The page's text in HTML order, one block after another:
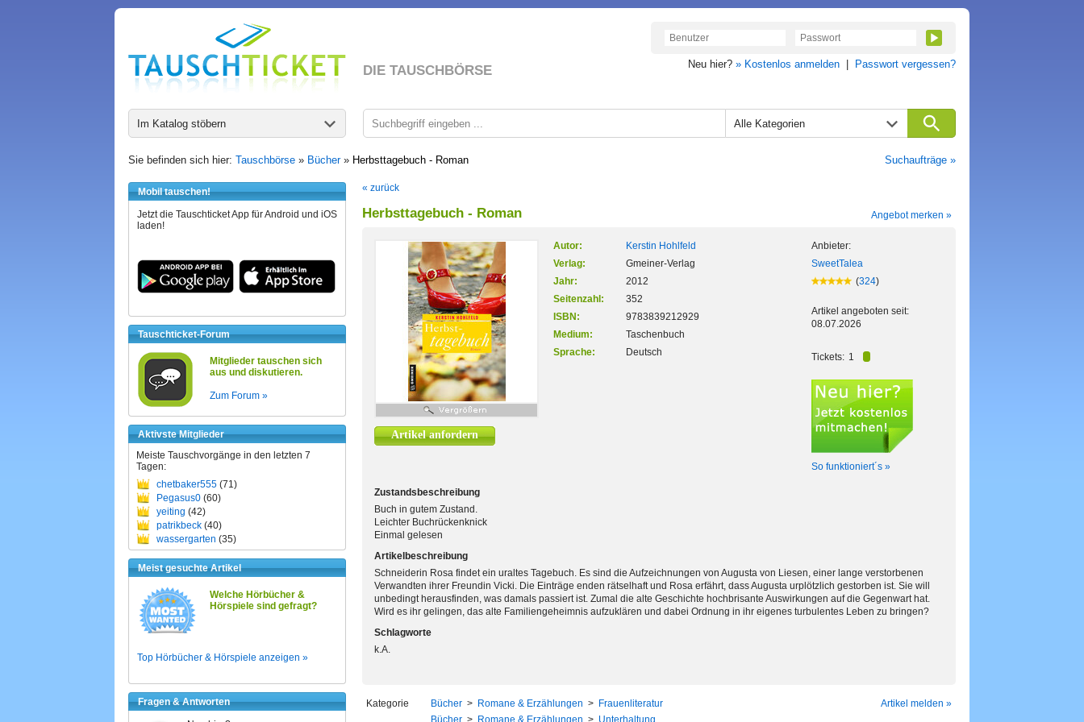
DIE TAUSCHBÖRSE Neu hier? » Kostenlos anmelden Passwort vergessen?
Im Katalog stöbern Alle Kategorien
Sie befinden sich hier: Tauschbörse » Bücher» Herbsttagebuch - Roman Suchaufträge »
Mobil tauschen!
Jetzt die Tauschticket App für Android und iOS
laden!
Tauschticket-Forum
Mitglieder tauschen sich
aus und diskutieren.
Zum Forum »
Aktivste Mitglieder
Meiste Tauschvorgänge in den letzten 7
Tagen:
chetbaker555 (71)
Pegasus0 (60)
yeiting (42)
patrikbeck (40)
wassergarten (35)
Meist gesuchte Artikel
Welche Hörbücher &
Hörspiele sind gefragt?
Top Hörbücher & Hörspiele anzeigen »
Fragen & Antworten
« zurück
Herbsttagebuch - Roman Angebot merken »
Artikel anfordern
Autor:
Kerstin Hohlfeld
Verlag:
Gmeiner-Verlag
Jahr:
2012
Seitenzahl:
352
ISBN:
9783839212929
Medium:
Taschenbuch
Sprache:
Deutsch
Anbieter:
SweetTalea
(324)
Artikel angeboten seit:
08.07.2026
Tickets: 1
So funktioniert´s »
Zustandsbeschreibung
Buch in gutem Zustand.
Leichter Buchrückenknick
Einmal gelesen
Artikelbeschreibung
Schneiderin Rosa findet ein uraltes Tagebuch. Es sind die Aufzeichnungen von Augusta von Liesen, einer lange verstorbenen
Verwandten ihrer Freundin Vicki. Die Einträge enden rätselhaft und Rosa erfährt, dass Augusta urplötzlich gestorben ist. Sie will
unbedingt herausfinden, was damals passiert ist. Zumal die alte Geschichte hochbrisante Auswirkungen auf die Gegenwart hat.
Wird es ihr gelingen, das alte Familiengeheimnis aufzuklären und dabei Ordnung in ihr eigenes turbulentes Leben zu bringen?
Schlagworte
k.A.
Kategorie Bücher > Romane & Erzählungen > Frauenliteratur
Bücher > Romane & Erzählungen > Unterhaltung
Artikel melden »